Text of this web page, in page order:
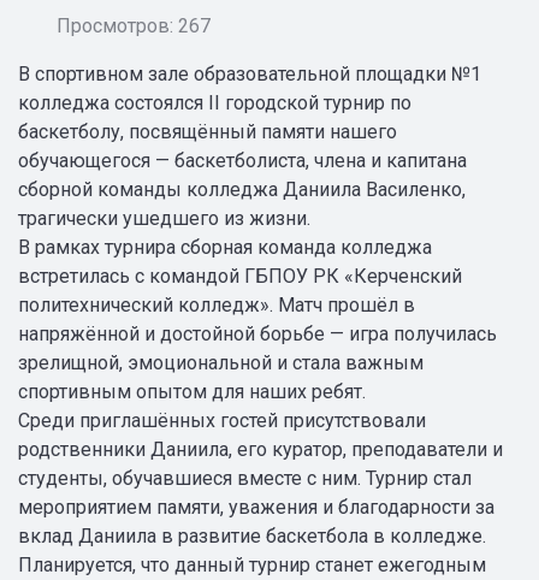
Просмотров: 267
В спортивном зале образовательной площадки №1
колледжа состоялся II городской турнир по
баскетболу, посвящённый памяти нашего
обучающегося — баскетболиста, члена и капитана
сборной команды колледжа Даниила Василенко,
трагически ушедшего из жизни.
В рамках турнира сборная команда колледжа
встретилась с командой ГБПОУ РК «Керченский
политехнический колледж». Матч прошёл в
напряжённой и достойной борьбе — игра получилась
зрелищной, эмоциональной и стала важным
спортивным опытом для наших ребят.
Среди приглашённых гостей присутствовали
родственники Даниила, его куратор, преподаватели и
студенты, обучавшиеся вместе с ним. Турнир стал
мероприятием памяти, уважения и благодарности за
вклад Даниила в развитие баскетбола в колледже.
Планируется, что данный турнир станет ежегодным